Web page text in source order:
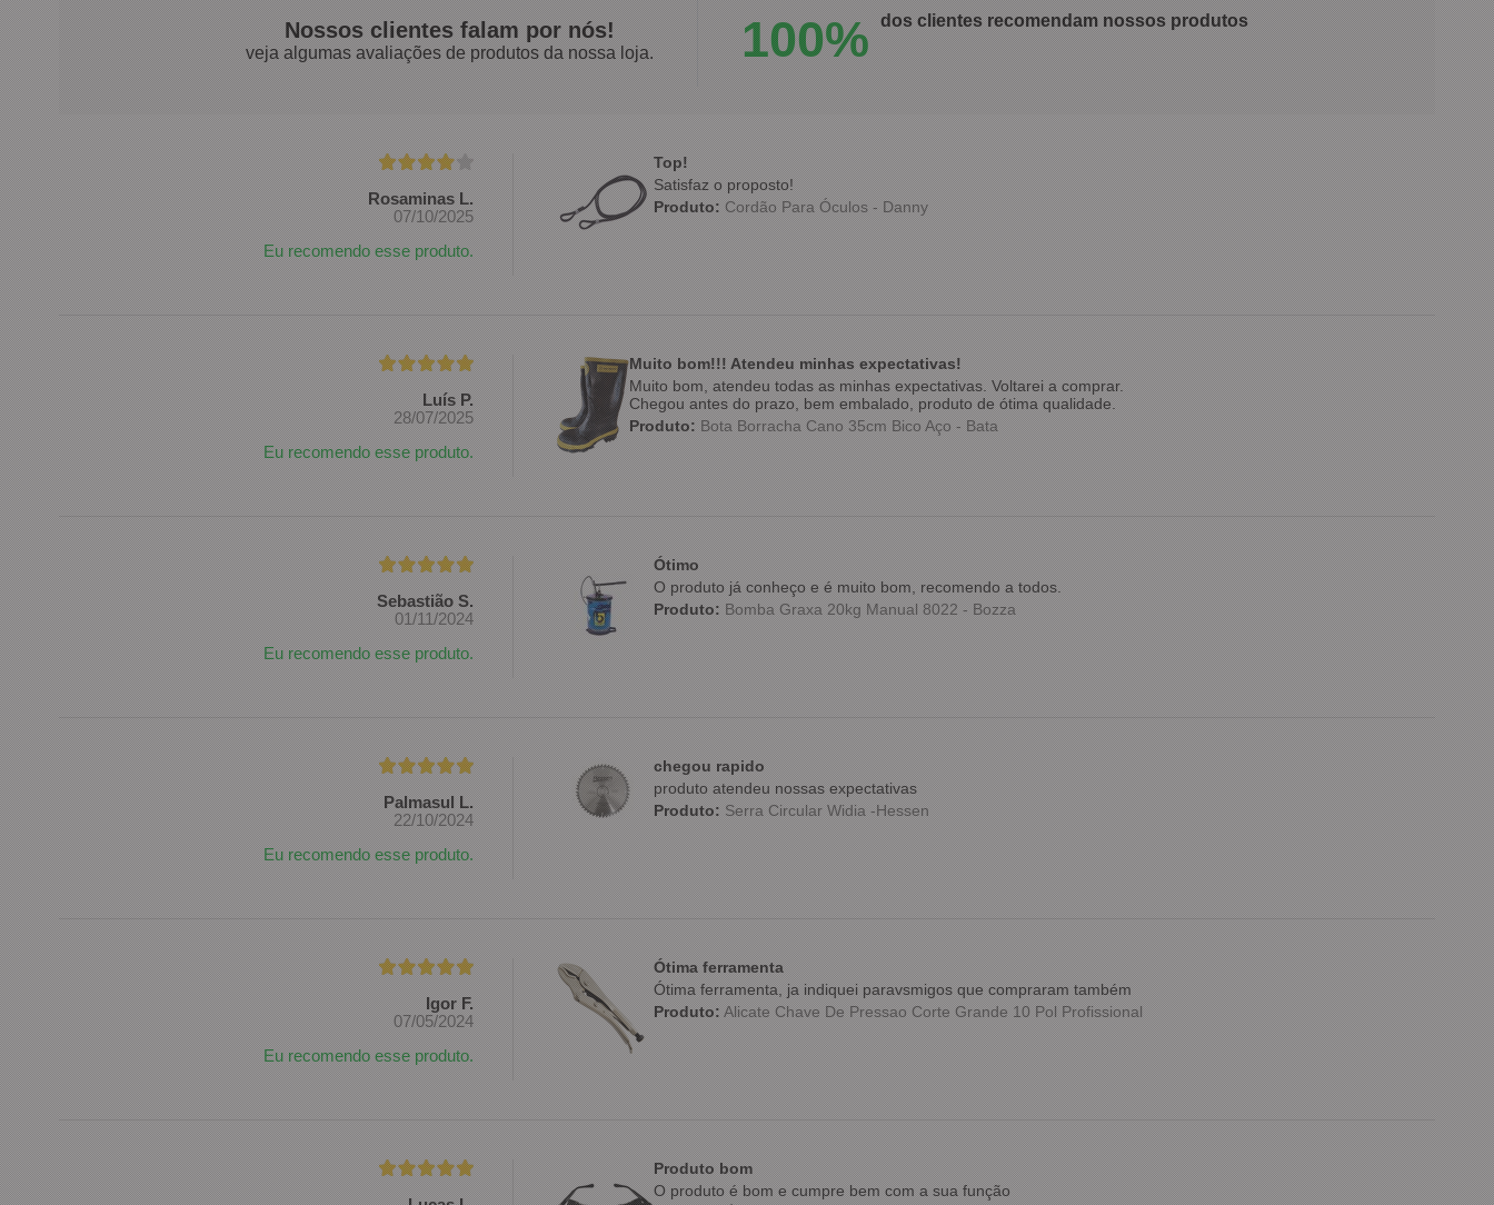
Nossos clientes falam por nós!
veja algumas avaliações de produtos da nossa loja. 100% dos clientes recomendam nossos produtos
Rosaminas L.
07/10/2025
Eu recomendo esse produto.
Top!
Satisfaz o proposto!
Produto:Cordão Para Óculos - Danny
Luís P.
28/07/2025
Eu recomendo esse produto.
Muito bom!!! Atendeu minhas expectativas!
Muito bom, atendeu todas as minhas expectativas. Voltarei a comprar.
Chegou antes do prazo, bem embalado, produto de ótima qualidade.
Produto:Bota Borracha Cano 35cm Bico Aço - Bata
Sebastião S.
01/11/2024
Eu recomendo esse produto.
Ótimo
O produto já conheço e é muito bom, recomendo a todos.
Produto:Bomba Graxa 20kg Manual 8022 - Bozza
Palmasul L.
22/10/2024
Eu recomendo esse produto.
chegou rapido
produto atendeu nossas expectativas
Produto:Serra Circular Widia -Hessen
Igor F.
07/05/2024
Eu recomendo esse produto.
Ótima ferramenta
Ótima ferramenta, ja indiquei paravsmigos que compraram também
Produto:Alicate Chave De Pressao Corte Grande 10 Pol Profissional
Produto bom
O produto é bom e cumpre bem com a sua função